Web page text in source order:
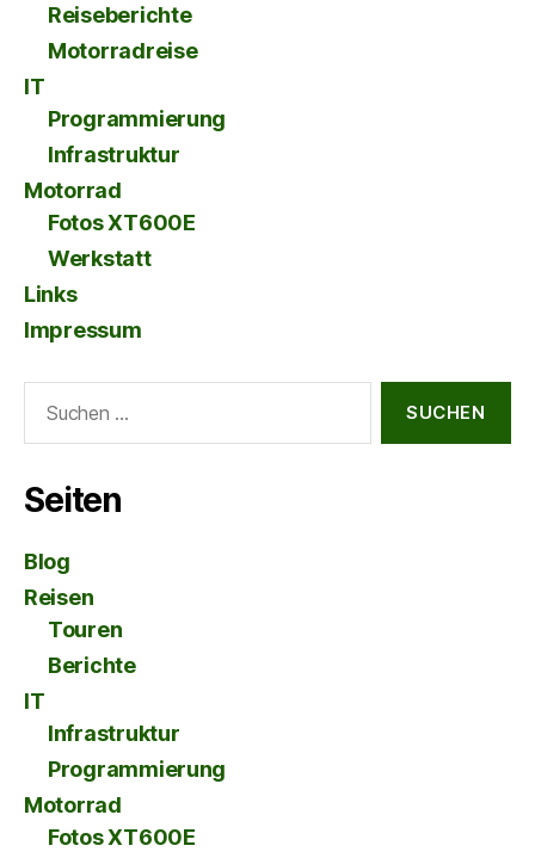
Reiseberichte
Motorradreise
IT
Programmierung
Infrastruktur
Motorrad
Fotos XT600E
Werkstatt
Links
Impressum
nach:
Seiten
Blog
Reisen
Touren
Berichte
IT
Infrastruktur
Programmierung
Motorrad
Fotos XT600E